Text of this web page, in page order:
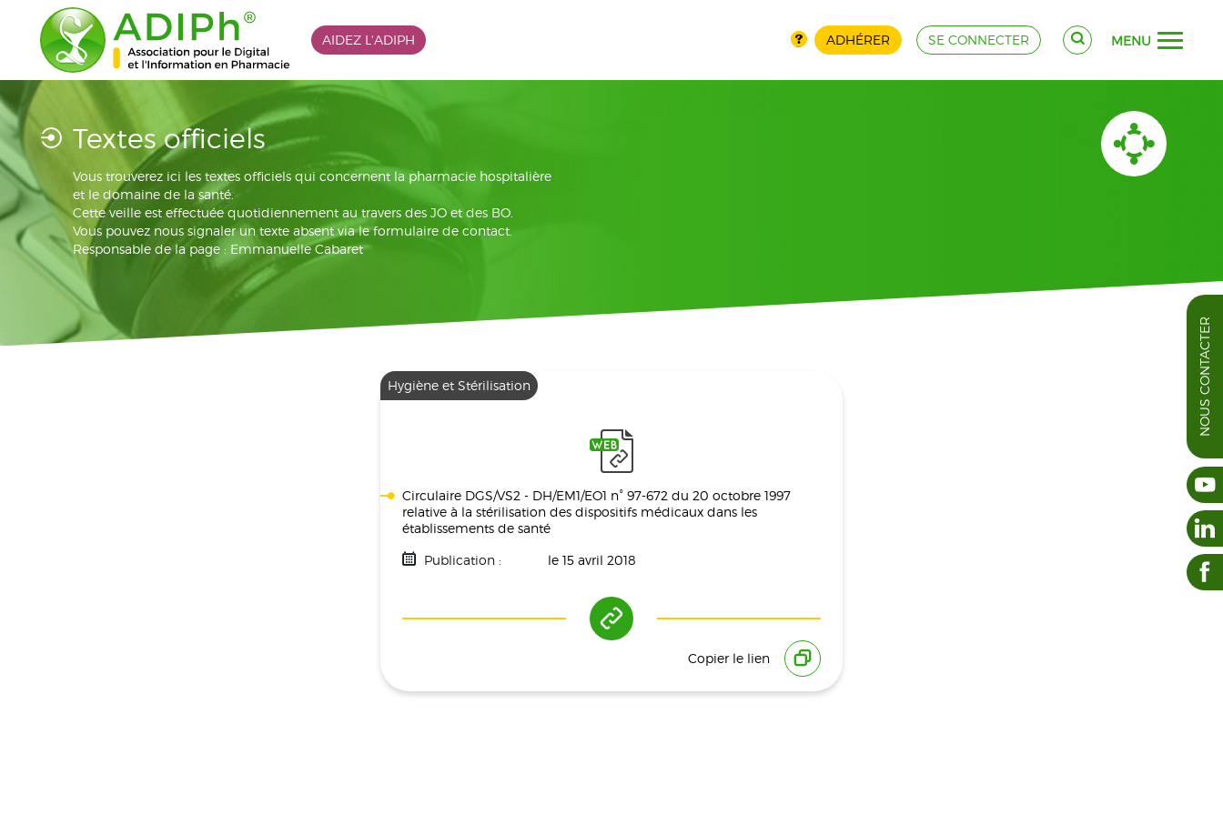
AIDEZ L'ADIPH ADHÉRER SE CONNECTER MENU
Textes officiels
Vous trouverez ici les textes officiels qui concernent la pharmacie hospitalière
et le domaine de la santé.
Cette veille est effectuée quotidiennement au travers des JO et des BO.
Vous pouvez nous signaler un texte absent via le formulaire de contact.
Responsable de la page : Emmanuelle Cabaret
Hygiène et Stérilisation
Circulaire DGS/VS2 - DH/EM1/EO1 n° 97-672 du 20 octobre 1997
relative à la stérilisation des dispositifs médicaux dans les
établissements de santé
Publication :
le 15 avril 2018
Hygiène
Copier le lien
NOUS CONTACTER